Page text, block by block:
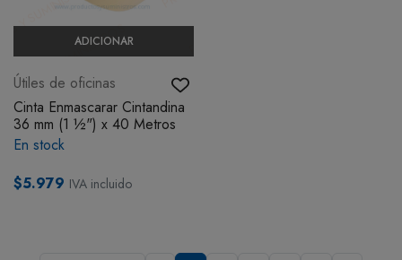
ADICIONAR
Útiles de oficinas
Cinta Enmascarar Cintandina
36 mm (1 ½") x 40 Metros
En stock
$5.979 IVA incluido